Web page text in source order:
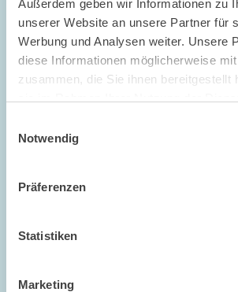
Außerdem geben wir Informationen zu
unserer Website an unsere Partner für
Werbung und Analysen weiter. Unsere
diese Informationen möglicherweise
zusammen, die Sie ihnen bereitgestellt
Notwendig
Präferenzen
Statistiken
Marketing
FORSCHUNG // 04.12.1998
Unternehmenssteuerreform -
Die Gesetzesentwürfe zur
Maßnahmen springt die
ihnen dürften keine positiven…
PRESSE UND REDAKTION